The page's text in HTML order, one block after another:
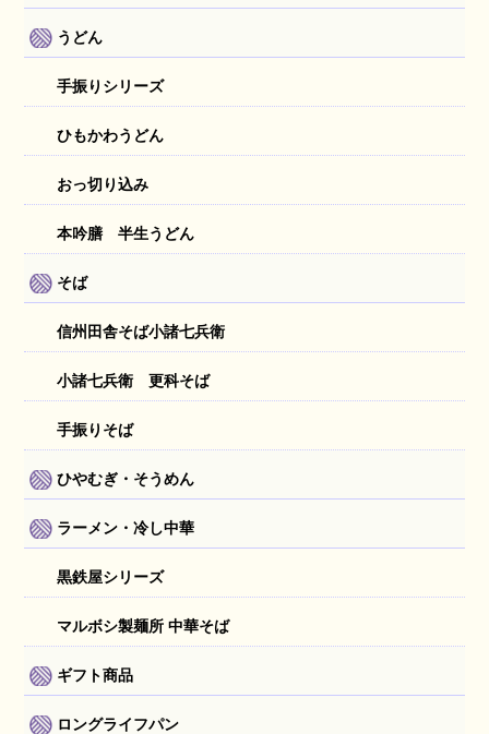
うどん
手振りシリーズ
ひもかわうどん
おっ切り込み
本吟膳 半生うどん
そば
信州田舎そば小諸七兵衛
小諸七兵衛 更科そば
手振りそば
ひやむぎ・そうめん
ラーメン・冷し中華
黒鉄屋シリーズ
マルボシ製麺所 中華そば
ギフト商品
ロングライフパン